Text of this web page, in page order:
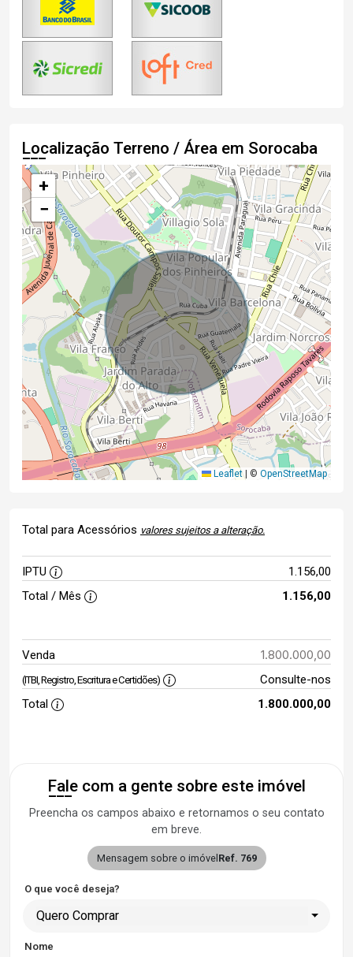
Localização Terreno / Área em Sorocaba
+
−
Leaflet © OpenStreetMap
Total para Acessórios valores sujeitos a alteração.
IPTU
1.156,00
Total / Mês
1.156,00
Venda 1.800.000,00
(ITBI, Registro, Escritura e Certidões)
Consulte-nos
Total
1.800.000,00
Fale com a gente sobre este imóvel
Preencha os campos abaixo e retornamos o seu contato
em breve.
Mensagem sobre o imóvel Ref. 769
O que você deseja?
Quero Comprar
Nome